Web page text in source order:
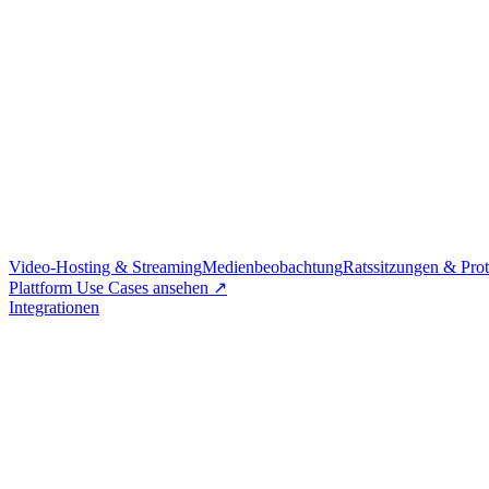
Video-Hosting & StreamingMedienbeobachtungRatssitzungen &
Plattform Use Cases ansehen ↗
Integrationen